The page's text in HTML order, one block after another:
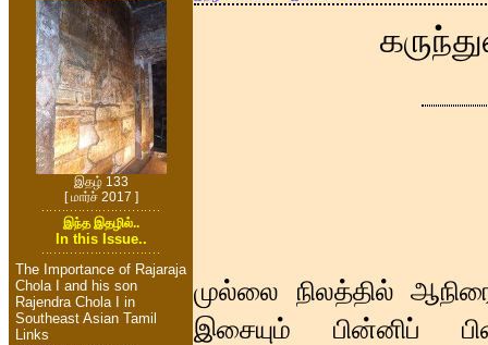
இதழ் 133
[ மார்ச் 2017 ]
இந்த இதழில்..
In this Issue..
The Importance of Rajaraja
Chola I and his son
Rajendra Chola I in
Southeast Asian Tamil
Links
முல்லை நிலத்தில்
இசையும் பின்னிப்